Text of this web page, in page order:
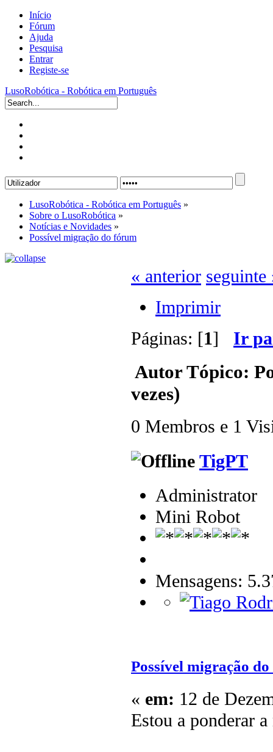
Início
Fórum
Ajuda
Pesquisa
Entrar
Registe-se
LusoRobótica - Robótica em Português
LusoRobótica - Robótica em Português »
Sobre o LusoRobótica »
Notícias e Novidades »
Possível migração do fórum
« anterior seguinte
Imprimir
Páginas: [1] Ir
AutorTópico:
vezes)
0 Membros e 1
TigPT
Administrator
Mini Robot
Mensagens:
Possível migração
« em: 12 de
Estou a ponderar